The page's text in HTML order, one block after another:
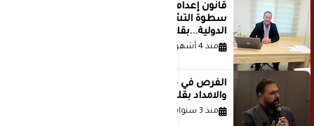
قانون إعدام الأسرى الفلسطينيين: بين
سطوة التشريع وانهيار منظومة العدالة
الدولية...بقلم الدكتور وسيم وني
منذ 4 أشهر
والامداد بقلم د. عبادة دعدوش
منذ 3 سنوات